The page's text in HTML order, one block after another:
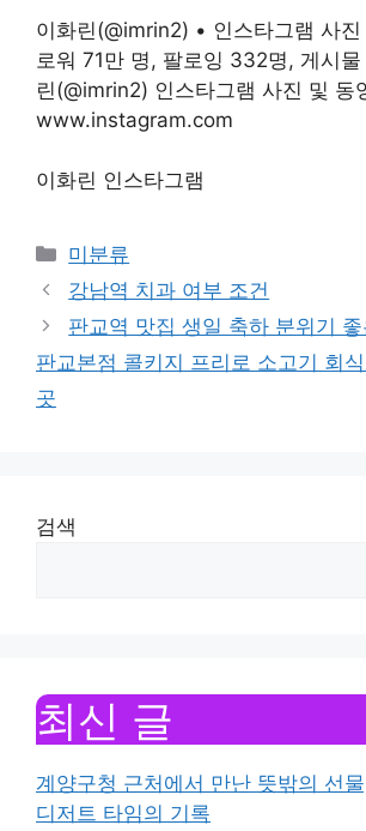
이화린(@imrin2) • 인스타그램 사
로워 71만 명, 팔로잉 332명, 게시
린(@imrin2) 인스타그램 사진 및 동
www.instagram.com
이화린 인스타그램
Categories
미분류
강남역 치과 여부 조건
판교역 맛집 생일 축하 분위기
판교본점 콜키지 프리로 소고기 회
곳
검색
최신 글
계양구청 근처에서 만난 뜻밖의 선
디저트 타임의 기록